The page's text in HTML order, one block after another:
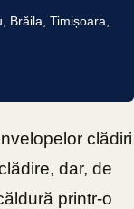
Brăila, Timișoara,
clădiri
dar, de
printr-o